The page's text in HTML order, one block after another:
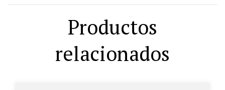
Productos
relacionados